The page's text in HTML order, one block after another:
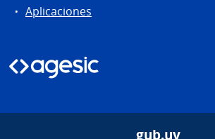
Aplicaciones
gub.uy